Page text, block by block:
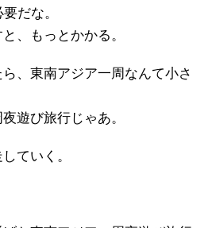
だな。
、もっとかかる。
、東南アジア一周なんて小さ
遊び旅行じゃあ。
ていく。